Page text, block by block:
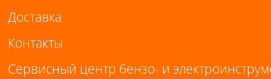
Доставка
Контакты
Сервисный центр бензо- и